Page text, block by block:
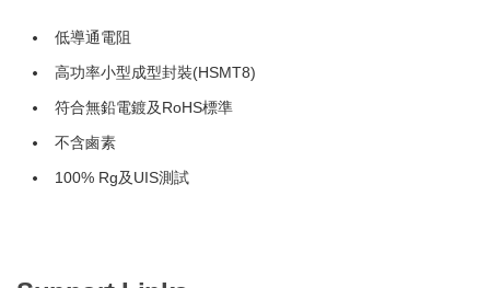
低導通電阻
高功率小型成型封裝(HSMT8)
符合無鉛電鍍及RoHS標準
不含鹵素
100% Rg及UIS測試